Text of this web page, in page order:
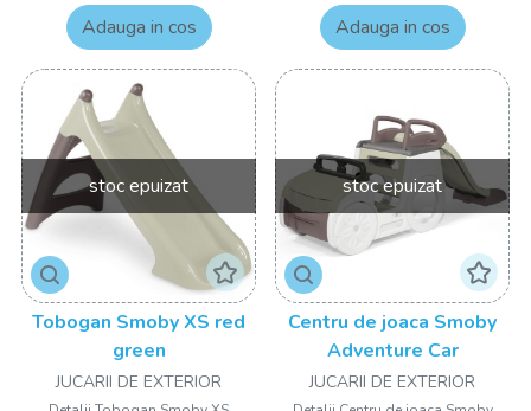
Adauga in cos
Adauga in cos
stoc epuizat
Tobogan Smoby XS red
green
JUCARII DE EXTERIOR
stoc epuizat
Centru de joaca Smoby
Adventure Car
JUCARII DE EXTERIOR